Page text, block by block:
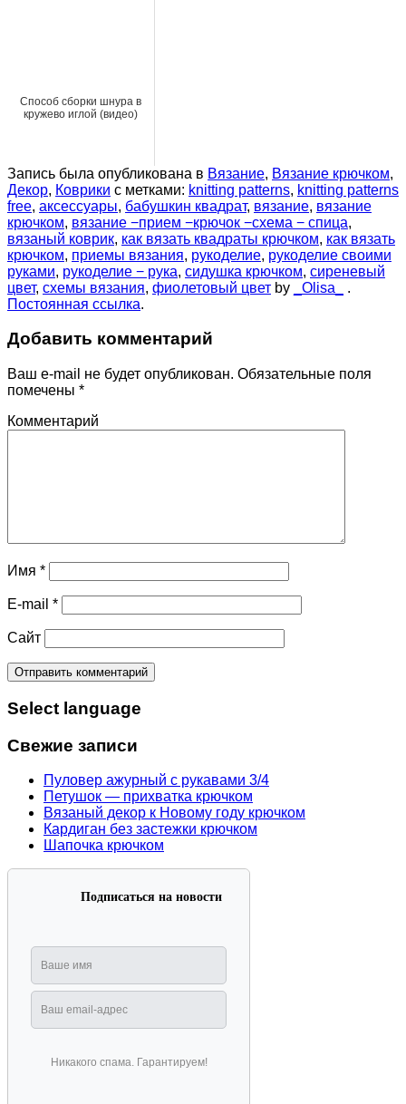
Способ сборки шнура в
кружево иглой (видео)
Запись была опубликована в Вязание, Вязание крючком,
Декор, Коврики с метками: knitting patterns, knitting patterns
free, аксессуары, бабушкин квадрат, вязание, вязание
крючком, вязание −прием −крючок −схема − спица,
вязаный коврик, как вязать квадраты крючком, как вязать
крючком, приемы вязания, рукоделие, рукоделие своими
руками, рукоделие − рука, сидушка крючком, сиреневый
цвет, схемы вязания, фиолетовый цвет by _Olisa_
.
Постоянная ссылка.
Добавить комментарий
Ваш e-mail не будет опубликован. Обязательные поля
помечены *
Комментарий
Имя *
E-mail *
Сайт
Select language
Свежие записи
Пуловер ажурный с рукавами 3/4
Петушок — прихватка крючком
Вязаный декор к Новому году крючком
Кардиган без застежки крючком
Шапочка крючком
Подписаться на новости
Никакого спама. Гарантируем!